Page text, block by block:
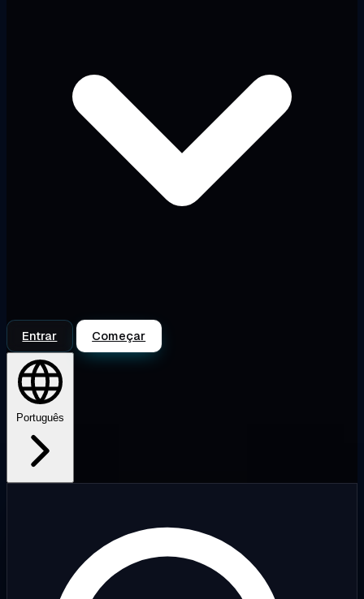
Entrar Começar
Português